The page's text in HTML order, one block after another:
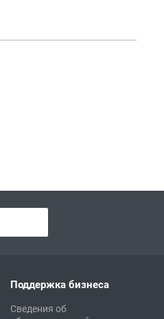
Поддержка бизнеса
Сведения об